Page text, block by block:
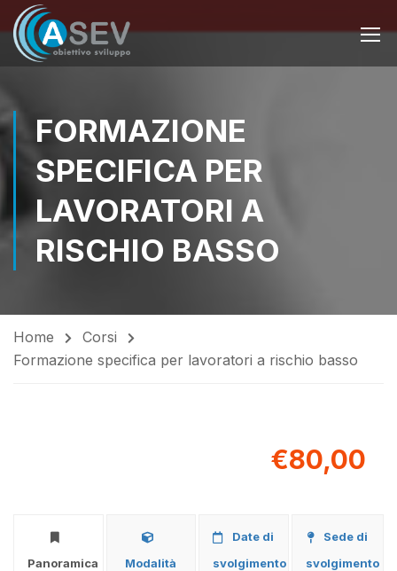
FORMAZIONE
SPECIFICA PER
LAVORATORI A
RISCHIO BASSO
Home
Corsi
Formazione specifica per lavoratori a rischio basso
€80,00
Panoramica
Modalità
Date di
svolgimento
Sede di
svolgimento